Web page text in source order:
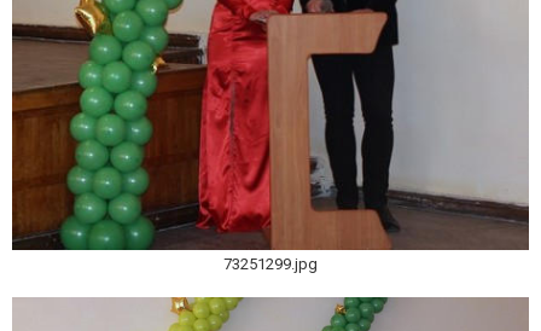
73251299.jpg